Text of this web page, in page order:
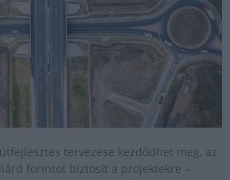
tervezése kezdődhet meg, az
forintot biztosít a projektekre –